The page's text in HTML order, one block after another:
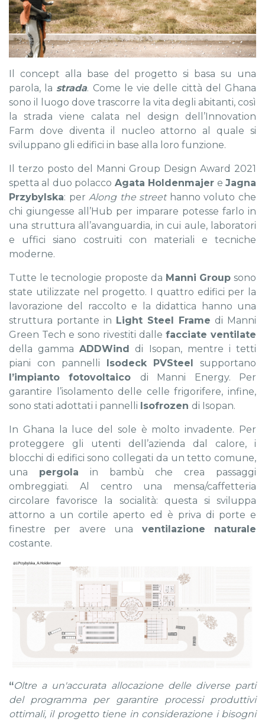
Il concept alla base del progetto si basa su una
parola, la strada. Come le vie delle città del Ghana
sono il luogo dove trascorre la vita degli abitanti, così
la strada viene calata nel design dell’Innovation
Farm dove diventa il nucleo attorno al quale si
sviluppano gli edifici in base alla loro funzione.
Il terzo posto del Manni Group Design Award 2021
spetta al duo polacco Agata Holdenmajer eJagna
Przybylska: perAlong the streethanno voluto che
chi giungesse all’Hub per imparare potesse farlo in
una struttura all’avanguardia, in cui aule, laboratori
e uffici siano costruiti con materiali e tecniche
moderne.
Tutte le tecnologie proposte da Manni Group sono
state utilizzate nel progetto. I quattro edifici per la
lavorazione del raccolto e la didattica hanno una
struttura portante in Light Steel Frame di Manni
Green Tech e sono rivestiti dalle facciate ventilate
della gammaADDWind di Isopan, mentre i tetti
piani con pannelli Isodeck PVSteel supportano
l’impianto fotovoltaico di Manni Energy. Per
garantire l’isolamento delle celle frigorifere, infine,
sono stati adottati i pannelli Isofrozen di Isopan.
In Ghana la luce del sole è molto invadente. Per
proteggere gli utenti dell’azienda dal calore, i
blocchi di edifici sono collegati da un tetto comune,
una pergola in bambù che crea passaggi
ombreggiati. Al centro una mensa/caffetteria
circolare favorisce la socialità: questa si sviluppa
attorno a un cortile aperto ed è priva di porte e
finestre per avere una ventilazione naturale
costante.
“Oltre a un'accurata allocazione delle diverse parti
del programma per garantire processi produttivi
ottimali, il progetto tiene in considerazione i bisogni